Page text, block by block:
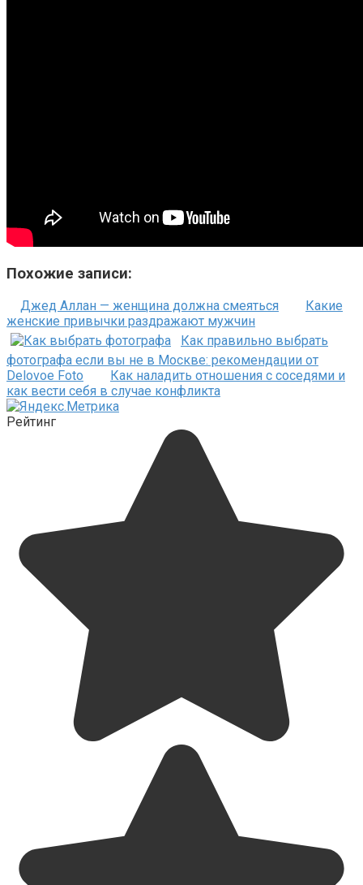
Похожие записи:
Джед Аллан — женщина должна смеяться
Какие
женские привычки раздражают мужчин
Как правильно выбрать
фотографа если вы не в Москве: рекомендации от
Delovoe Foto
Как наладить отношения с соседями и
как вести себя в случае конфликта
Рейтинг